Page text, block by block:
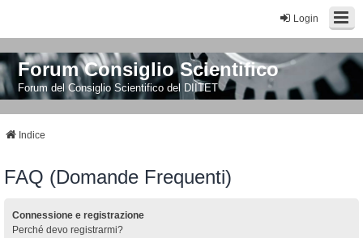
Login
Forum Consiglio Scientifico
Forum del Consiglio Scientifico del DIITET
Indice
FAQ (Domande Frequenti)
Connessione e registrazione
Perché devo registrarmi?